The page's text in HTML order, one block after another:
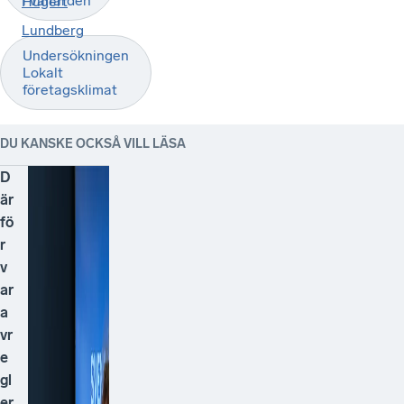
Undersökningen
Lokalt
företagsklimat
Lundberg
DU KANSKE OCKSÅ VILL LÄSA
D
är
fö
r
v
ar
a
vr
e
gl